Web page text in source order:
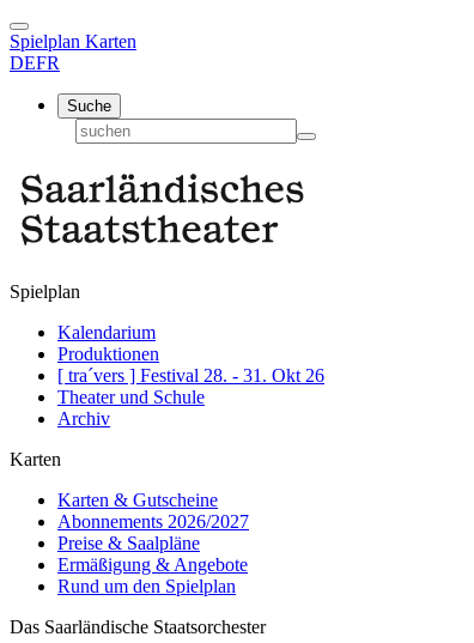
Spielplan Karten
DEFR
Suche
Spielplan
Kalendarium
Produktionen
[ tra´vers ] Festival 28. - 31. Okt 26
Theater und Schule
Archiv
Karten
Karten & Gutscheine
Abonnements 2026/2027
Preise & Saalpläne
Ermäßigung & Angebote
Rund um den Spielplan
Das Saarländische Staatsorchester